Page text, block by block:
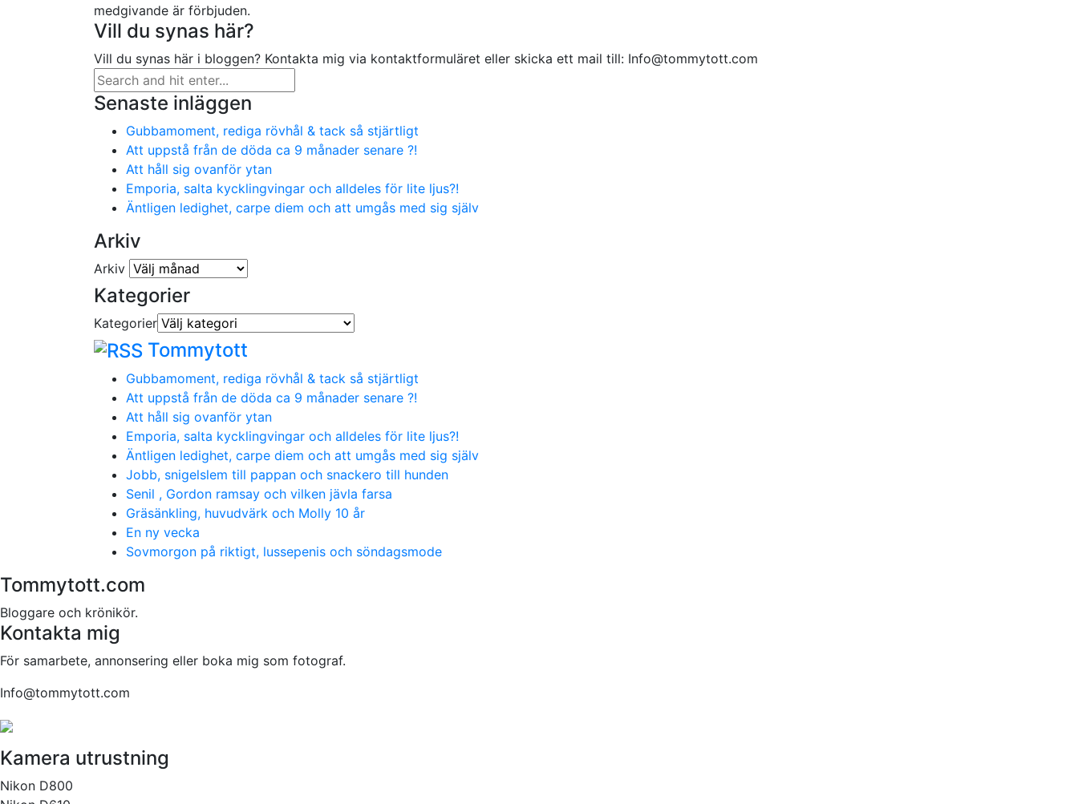
medgivande är förbjuden.
Vill du synas här?
Vill du synas här i bloggen? Kontakta mig via kontaktformuläret eller skicka ett mail till: Info@tommytott.com
Senaste inläggen
Gubbamoment, rediga rövhål & tack så stjärtligt
Att uppstå från de döda ca 9 månader senare ?!
Att håll sig ovanför ytan
Emporia, salta kycklingvingar och alldeles för lite ljus?!
Äntligen ledighet, carpe diem och att umgås med sig själv
Arkiv
Arkiv
Kategorier
Kategorier
Tommytott
Gubbamoment, rediga rövhål & tack så stjärtligt
Att uppstå från de döda ca 9 månader senare ?!
Att håll sig ovanför ytan
Emporia, salta kycklingvingar och alldeles för lite ljus?!
Äntligen ledighet, carpe diem och att umgås med sig själv
Jobb, snigelslem till pappan och snackero till hunden
Senil , Gordon ramsay och vilken jävla farsa
Gräsänkling, huvudvärk och Molly 10 år
En ny vecka
Sovmorgon på riktigt, lussepenis och söndagsmode
Tommytott.com
Bloggare och krönikör.
Kontakta mig
För samarbete, annonsering eller boka mig som fotograf.
Info@tommytott.com
Kamera utrustning
Nikon D800